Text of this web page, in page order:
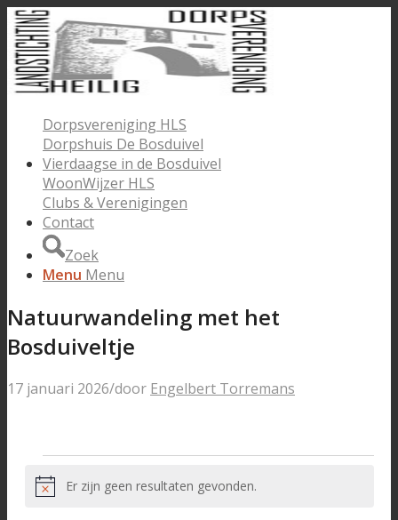
Dorpsvereniging HLS
Dorpshuis De Bosduivel
Vierdaagse in de Bosduivel
WoonWijzer HLS
Clubs & Verenigingen
Contact
Zoek
Menu Menu
Natuurwandeling met het
Bosduiveltje
17 januari 2026/door Engelbert Torremans
BerichtEr zijn geen resultaten gevonden.